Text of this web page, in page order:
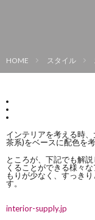
HOME スタイル
インテリアを考える時
茶系)をベースに配色を
ところが、下記でも解
くることができる様々
もりが少なく、すっき
す。
interior-supply.jp